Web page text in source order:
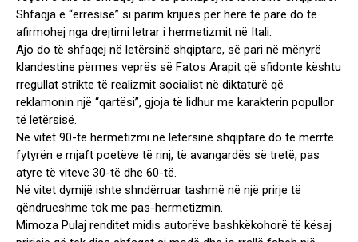
Shfaqja e “errësisë” si parim krijues për herë të parë do të
afirmohej nga drejtimi letrar i hermetizmit në Itali.
Ajo do të shfaqej në letërsinë shqiptare, së pari në mënyrë
klandestine përmes veprës së Fatos Arapit që sfidonte kështu
rregullat strikte të realizmit socialist në diktaturë që
reklamonin një “qartësi”, gjoja të lidhur me karakterin popullor
të letërsisë.
Në vitet 90-të hermetizmi në letërsinë shqiptare do të merrte
fytyrën e mjaft poetëve të rinj, të avangardës së tretë, pas
atyre të viteve 30-të dhe 60-të.
Në vitet dymijë ishte shndërruar tashmë në një prirje të
qëndrueshme tok me pas-hermetizmin.
Mimoza Pulaj renditet midis autorëve bashkëkohorë të kësaj